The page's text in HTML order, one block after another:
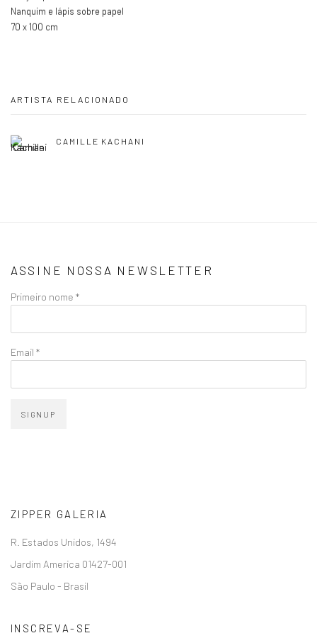
Nanquim e lápis sobre papel
70 x 100 cm
ARTISTA RELACIONADO
CAMILLE KACHANI
ASSINE NOSSA NEWSLETTER
Primeiro nome *
Email *
SIGNUP
ZIPPER GALERIA
R. Estados Unidos, 1494
Jardim America 01427-001
São Paulo - Brasil
INSCREVA-SE